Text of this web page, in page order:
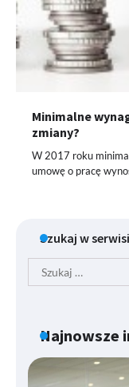
Minimalne
zmiany?
W 2017 roku
umowę o pracę
Szukaj w
Szukaj:
Najnowsze